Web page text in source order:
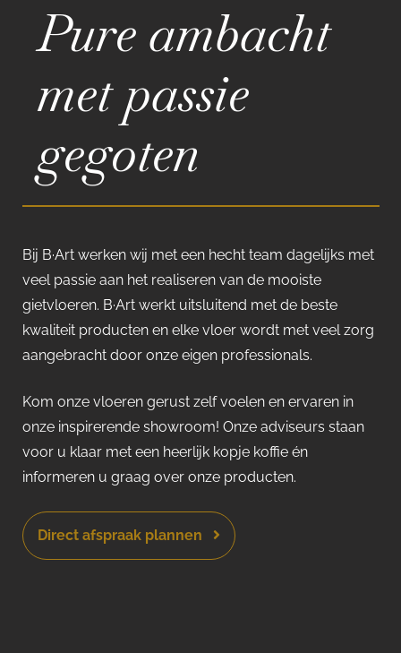
Pure ambacht
met passie
gegoten
Bij B·Art werken wij met een hecht team dagelijks met
veel passie aan het realiseren van de mooiste
gietvloeren. B·Art werkt uitsluitend met de beste
kwaliteit producten en elke vloer wordt met veel zorg
aangebracht door onze eigen professionals.
Kom onze vloeren gerust zelf voelen en ervaren in
onze inspirerende showroom! Onze adviseurs staan
voor u klaar met een heerlijk kopje koffie én
informeren u graag over onze producten.
Direct afspraak plannen